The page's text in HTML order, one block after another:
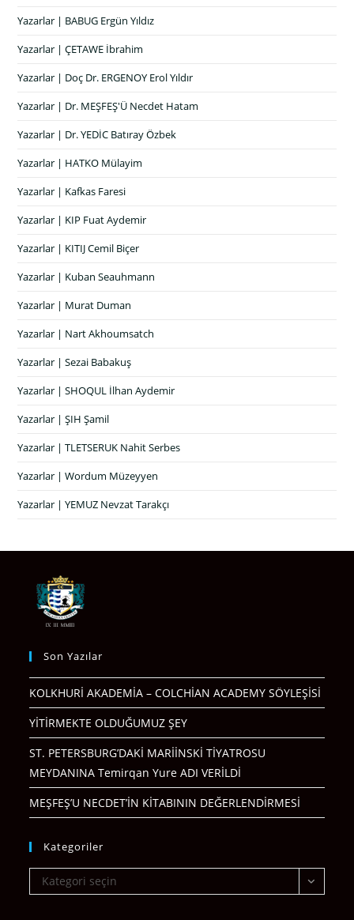
Yazarlar | BABUG Ergün Yıldız
Yazarlar | ÇETAWE İbrahim
Yazarlar | Doç Dr. ERGENOY Erol Yıldır
Yazarlar | Dr. MEŞFEŞ'Ü Necdet Hatam
Yazarlar | Dr. YEDİC Batıray Özbek
Yazarlar | HATKO Mülayim
Yazarlar | Kafkas Faresi
Yazarlar | KIP Fuat Aydemir
Yazarlar | KITIJ Cemil Biçer
Yazarlar | Kuban Seauhmann
Yazarlar | Murat Duman
Yazarlar | Nart Akhoumsatch
Yazarlar | Sezai Babakuş
Yazarlar | SHOQUL İlhan Aydemir
Yazarlar | ŞIH Şamil
Yazarlar | TLETSERUK Nahit Serbes
Yazarlar | Wordum Müzeyyen
Yazarlar | YEMUZ Nevzat Tarakçı
Son Yazılar
KOLKHURİ AKADEMİA – COLCHİAN ACADEMY SÖYLEŞİSİ
YİTİRMEKTE OLDUĞUMUZ ŞEY
ST. PETERSBURG’DAKİ MARİİNSKİ TİYATROSU
MEYDANINA Temirqan Yure ADI VERİLDİ
MEŞFEŞ’U NECDET’İN KİTABININ DEĞERLENDİRMESİ
Kategoriler
Kategoriler
Kategori seçin